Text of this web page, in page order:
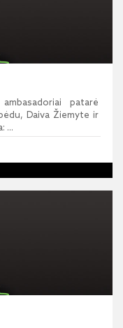
patarė
Daiva Žiemyte ir
...